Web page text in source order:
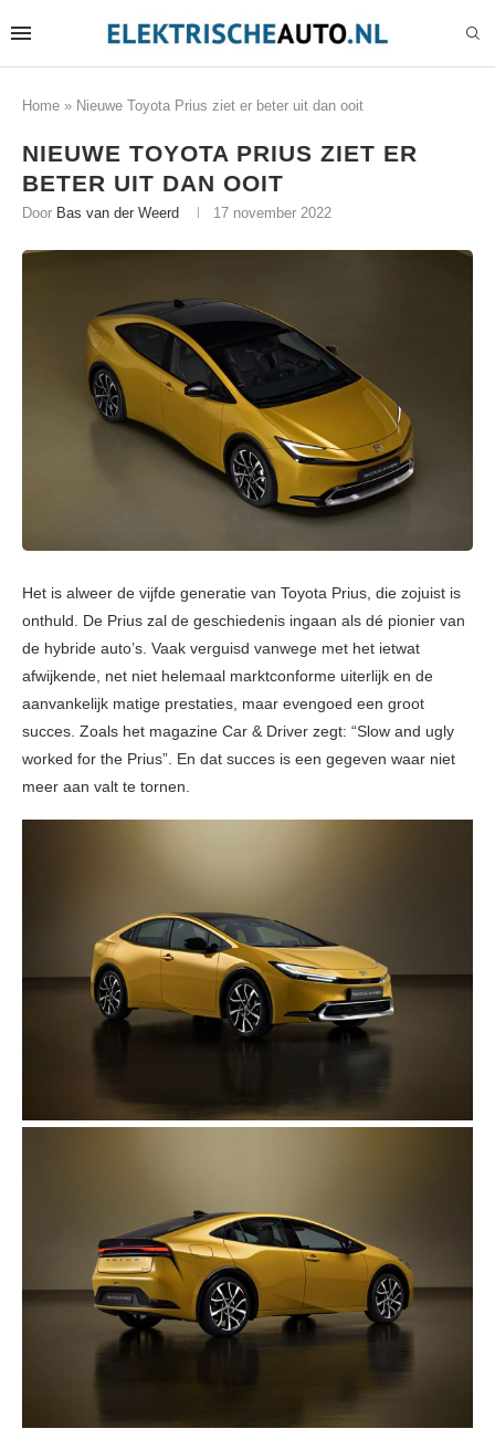
Home » Nieuwe Toyota Prius ziet er beter uit dan ooit
NIEUWE TOYOTA PRIUS ZIET ER
BETER UIT DAN OOIT
Door Bas van der Weerd 17 november 2022
Het is alweer de vijfde generatie van Toyota Prius, die zojuist is
onthuld. De Prius zal de geschiedenis ingaan als dé pionier van
de hybride auto’s. Vaak verguisd vanwege met het ietwat
afwijkende, net niet helemaal marktconforme uiterlijk en de
aanvankelijk matige prestaties, maar evengoed een groot
succes. Zoals het magazine Car & Driver zegt: “Slow and ugly
worked for the Prius”. En dat succes is een gegeven waar niet
meer aan valt te tornen.